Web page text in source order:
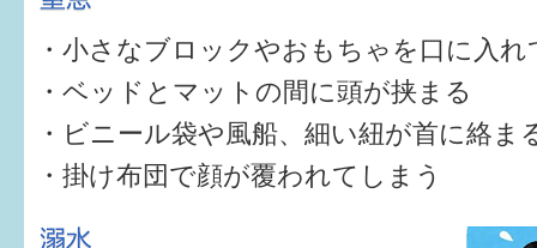
・小さなブロックやおもちゃを口に入
・ベッドとマットの間に頭が挟まる
・ビニール袋や風船、細い紐が首に絡ま
・掛け布団で顔が覆われてしまう
就学後〜
子育てマップ
イベントレポート